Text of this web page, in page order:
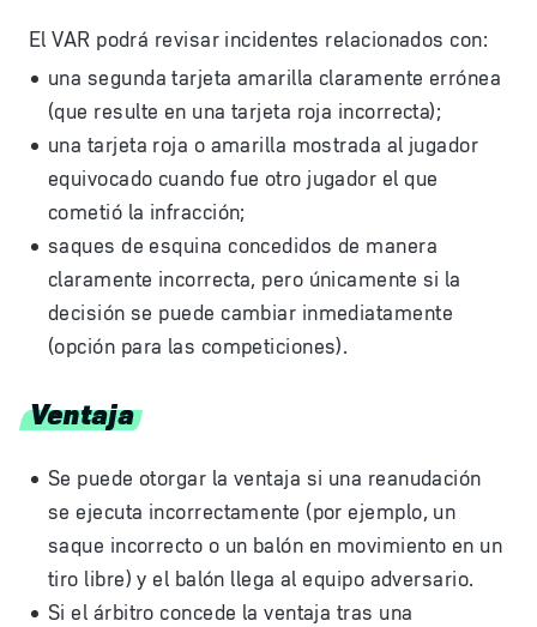
El VAR podrá revisar incidentes relacionados con:
una segunda tarjeta amarilla claramente errónea
(que resulte en una tarjeta roja incorrecta);
una tarjeta roja o amarilla mostrada al jugador
equivocado cuando fue otro jugador el que
cometió la infracción;
saques de esquina concedidos de manera
claramente incorrecta, pero únicamente si la
decisión se puede cambiar inmediatamente
(opción para las competiciones).
Ventaja
Se puede otorgar la ventaja si una reanudación
se ejecuta incorrectamente (por ejemplo, un
saque incorrecto o un balón en movimiento en un
tiro libre) y el balón llega al equipo adversario.
Si el árbitro concede la ventaja tras una